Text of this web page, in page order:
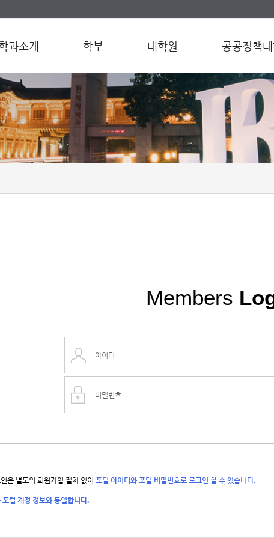
과소개 학부 대학원 공공정책대
Members
은 별도의 회원가입 절차 없이 포털 아이디와 포털 비밀번호로 로그인 할 수 있습니다.
포털 계정 정보와 동일합니다.